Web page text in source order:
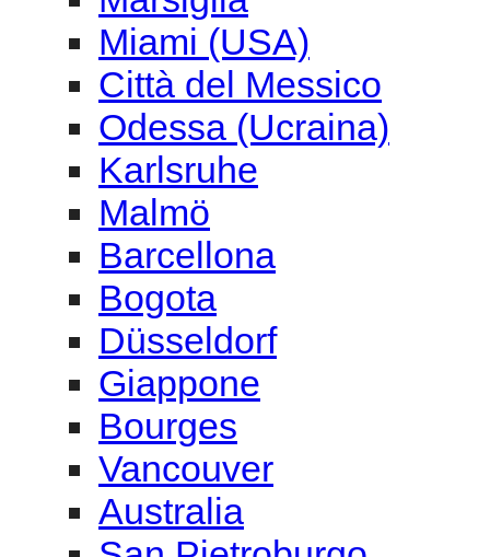
Miami (USA)
Città del Messico
Odessa (Ucraina)
Karlsruhe
Malmö
Barcellona
Bogota
Düsseldorf
Giappone
Bourges
Vancouver
Australia